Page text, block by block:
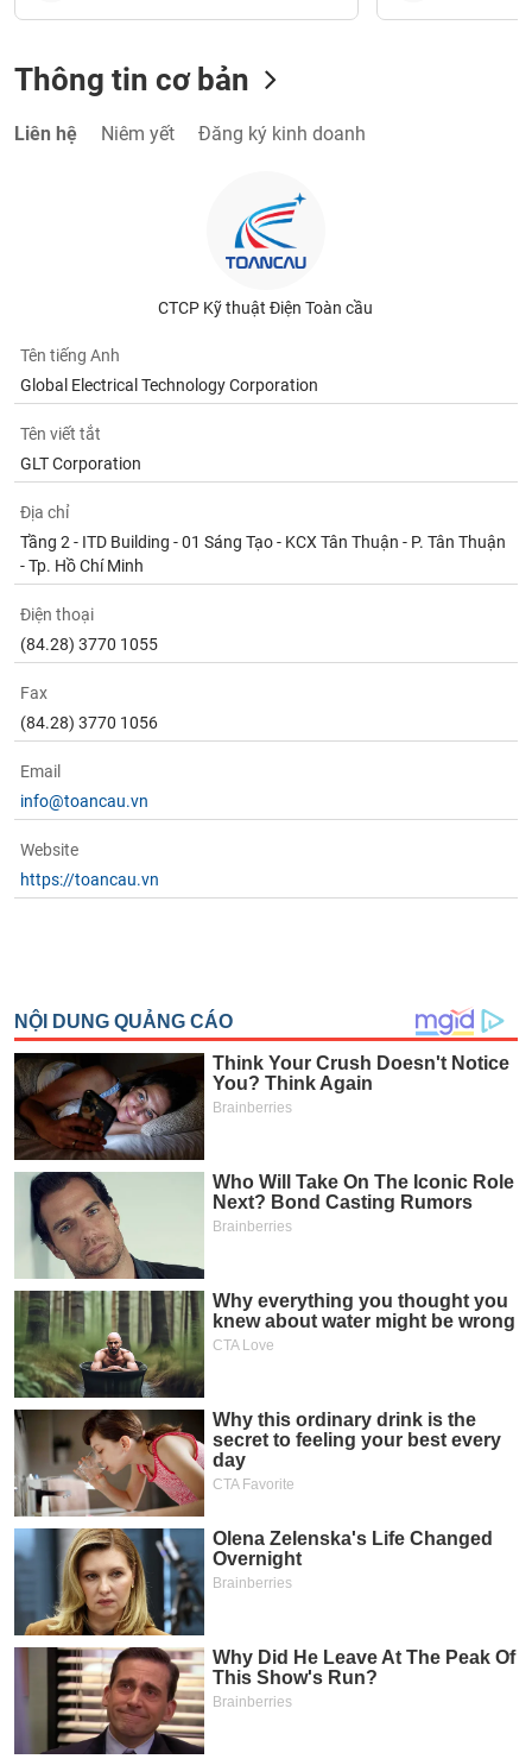
Thông tin cơ bản
Liên hệ Niêm yết Đăng ký kinh doanh
CTCP Kỹ thuật Điện Toàn cầu
Tên tiếng Anh
Global Electrical Technology Corporation
Tên viết tắt
GLT Corporation
Địa chỉ
Tầng 2 - ITD Building - 01 Sáng Tạo - KCX Tân Thuận - P. Tân Thuận
- Tp. Hồ Chí Minh
Điện thoại
(84.28) 3770 1055
Fax
(84.28) 3770 1056
Email
info@toancau.vn
Website
https://toancau.vn